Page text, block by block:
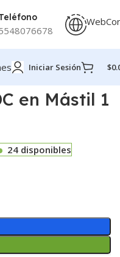
Iniciar Sesión $
en Mástil 1
24 disponibles